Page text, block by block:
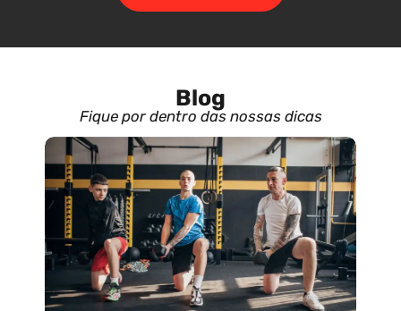
Blog
Fique por dentro das nossas dicas